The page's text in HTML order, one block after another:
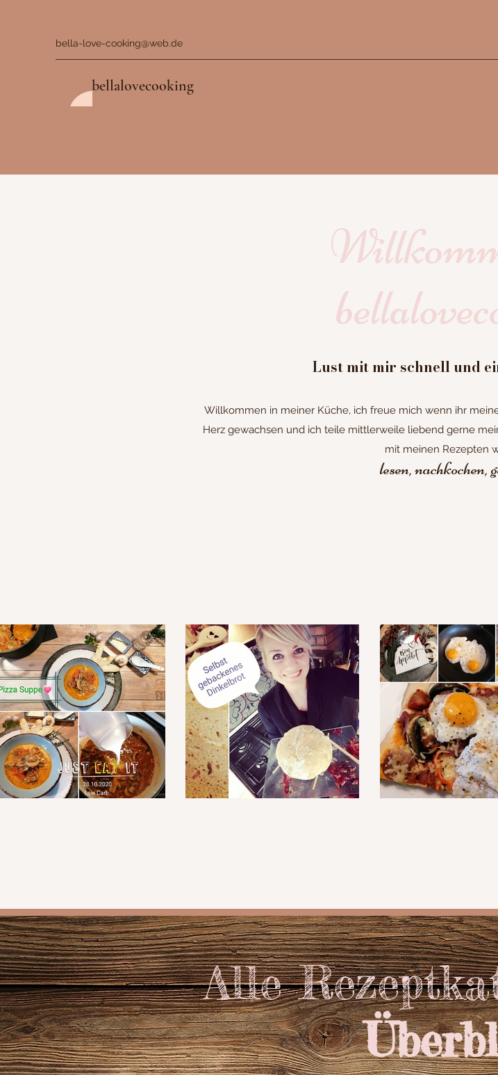
bella-love-cooking@web.de
bellalovecooking
Lust mit mir schnell und
Willkommen in meiner Küche, ich freue mich wenn ihr
Herz gewachsen und ich teile mittlerweile liebend gerne
mit meinen Rezepten
lesen, nachkochen,
Alle